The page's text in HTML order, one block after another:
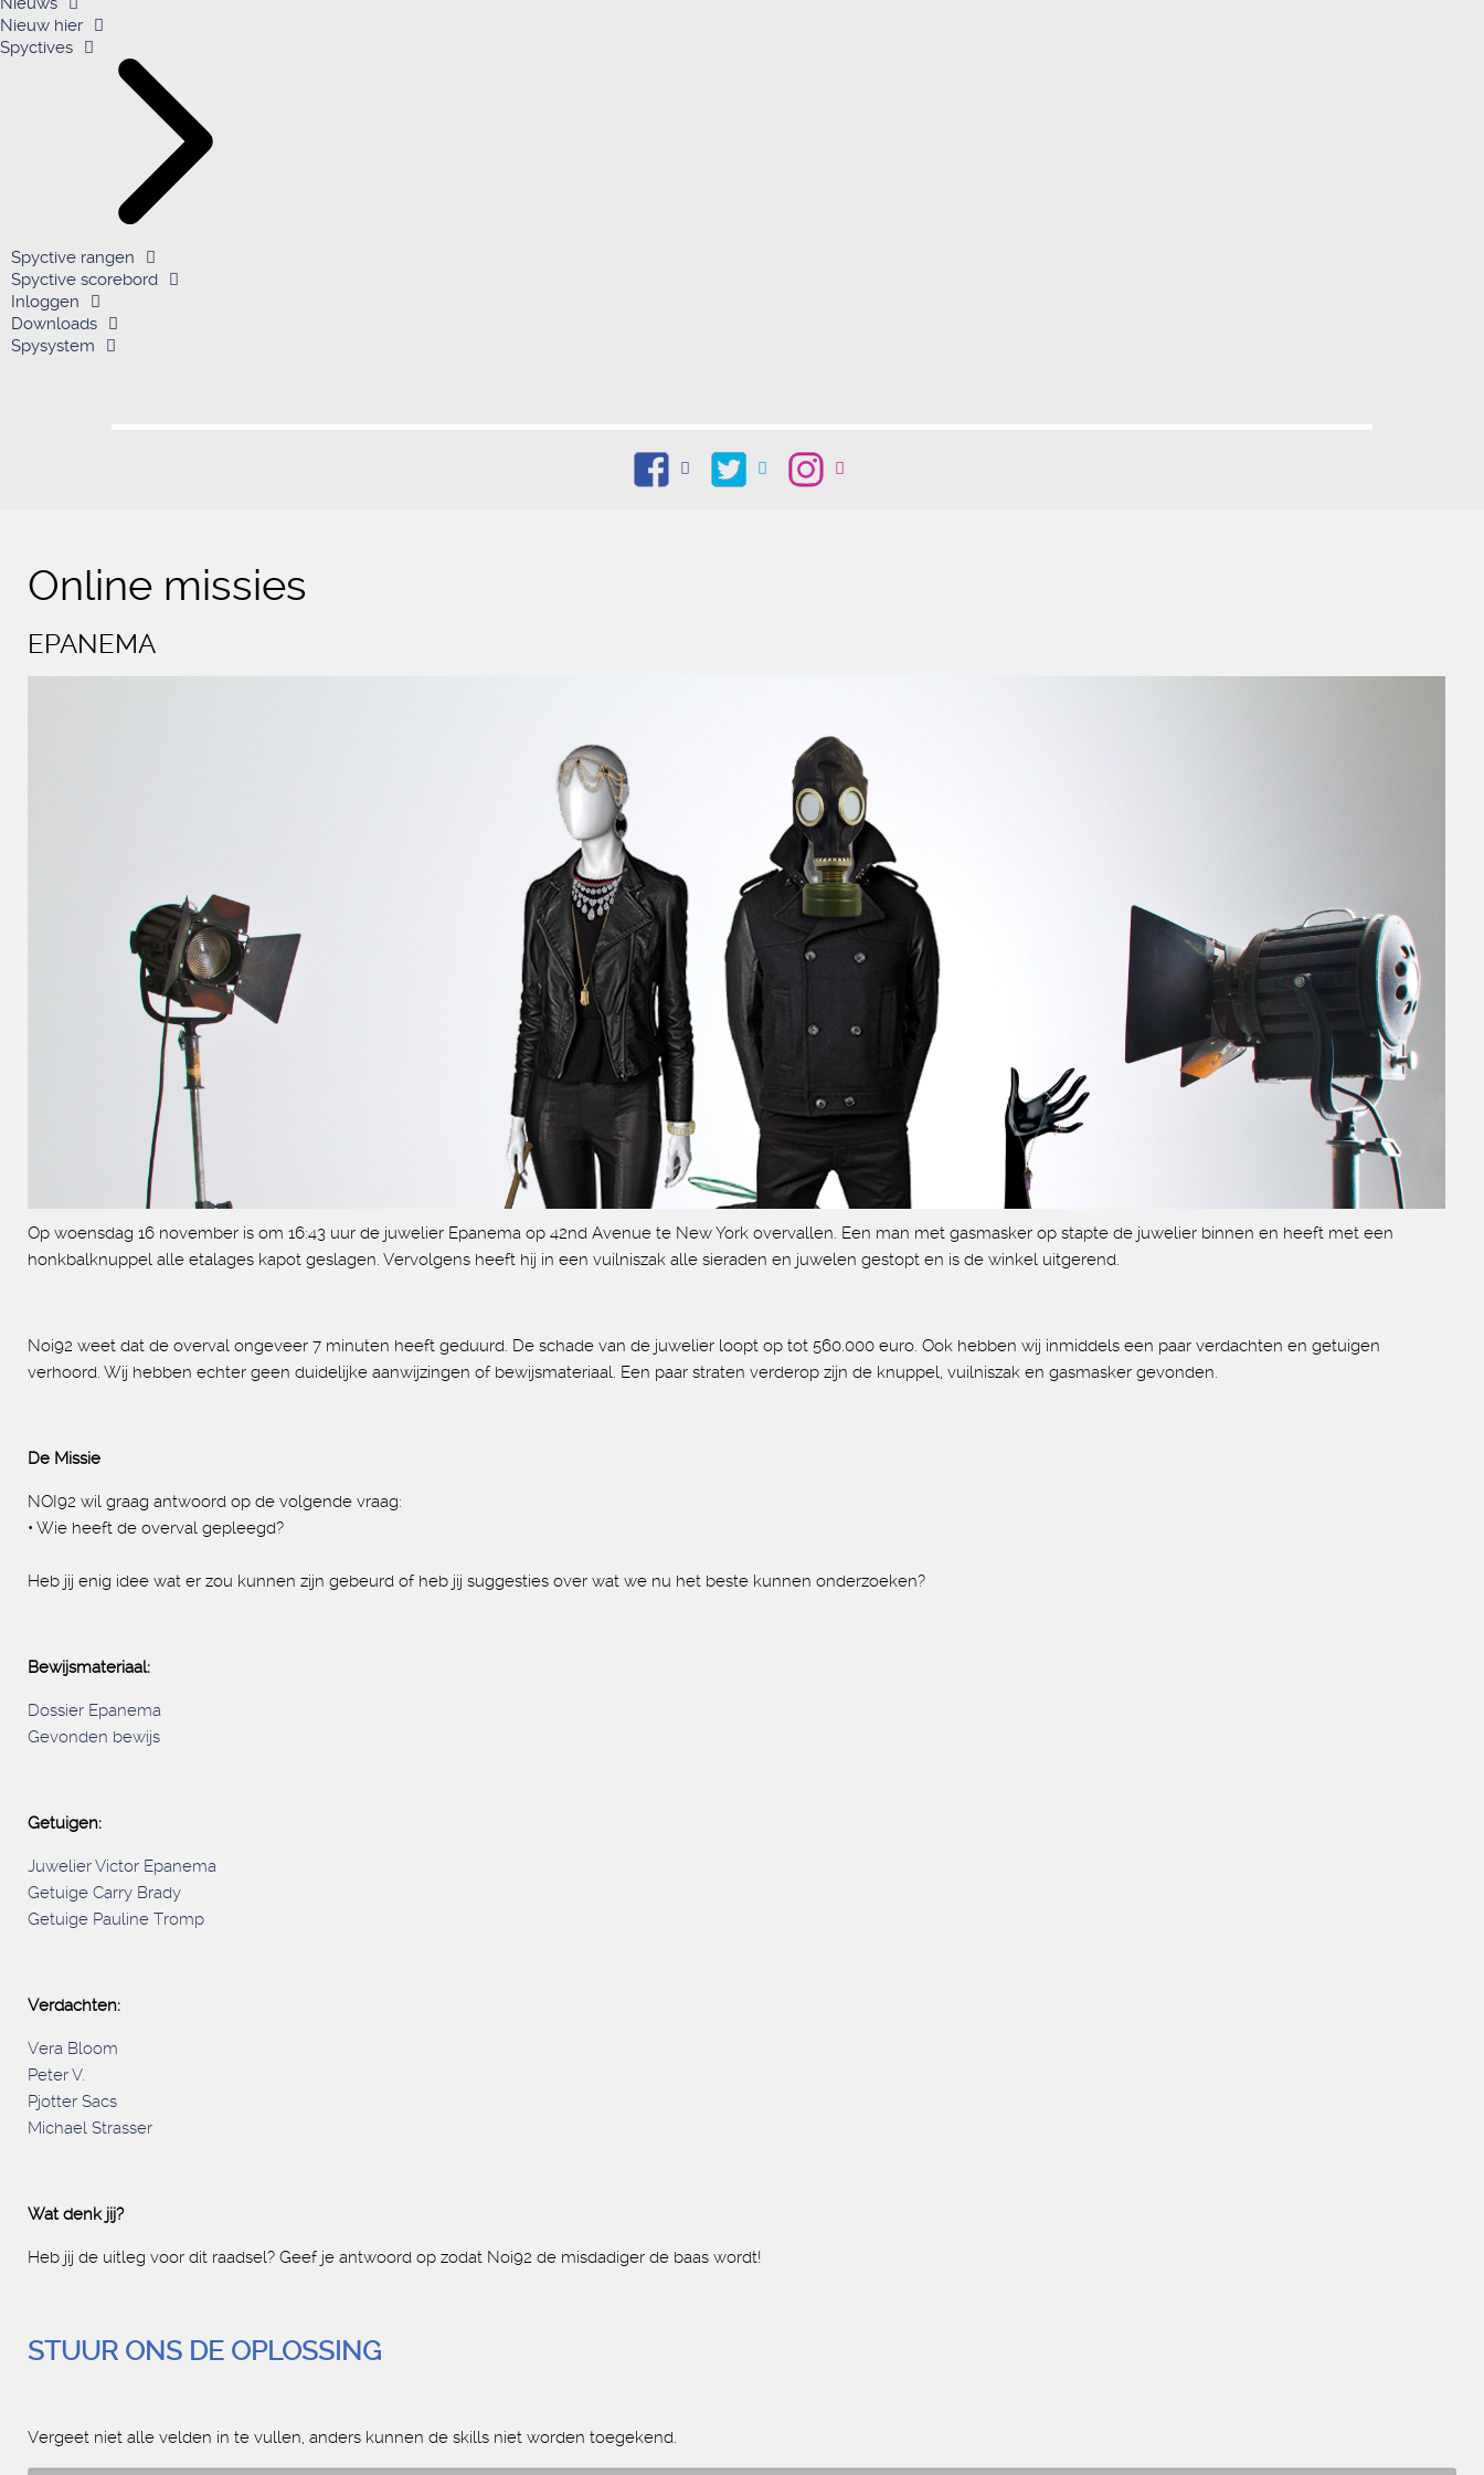
Nieuw hier
Spyctives
Spyctive rangen
Spyctive scorebord
Inloggen
Downloads
Spysystem
Online missies
EPANEMA
Op woensdag 16 november is om 16:43 uur de juwelier Epanema op 42nd Avenue te New York overvallen. Een man met gasmasker op stapte de juwelier binnen en heeft met een
honkbalknuppel alle etalages kapot geslagen. Vervolgens heeft hij in een vuilniszak alle sieraden en juwelen gestopt en is de winkel uitgerend.
Noi92 weet dat de overval ongeveer 7 minuten heeft geduurd. De schade van de juwelier loopt op tot 560.000 euro. Ook hebben wij inmiddels een paar verdachten en getuigen
verhoord. Wij hebben echter geen duidelijke aanwijzingen of bewijsmateriaal. Een paar straten verderop zijn de knuppel, vuilniszak en gasmasker gevonden.
De Missie
NOI92 wil graag antwoord op de volgende vraag:
• Wie heeft de overval gepleegd?
Heb jij enig idee wat er zou kunnen zijn gebeurd of heb jij suggesties over wat we nu het beste kunnen onderzoeken?
Bewijsmateriaal:
Dossier Epanema
Gevonden bewijs
Getuigen:
Juwelier Victor Epanema
Getuige Carry Brady
Getuige Pauline Tromp
Verdachten:
Vera Bloom
Peter V.
Pjotter Sacs
Michael Strasser
Wat denk jij?
Heb jij de uitleg voor dit raadsel? Geef je antwoord op zodat Noi92 de misdadiger de baas wordt!
STUUR ONS DE OPLOSSING
Vergeet niet alle velden in te vullen, anders kunnen de skills niet worden toegekend.